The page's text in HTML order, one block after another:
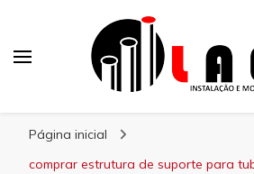
Página inicial
comprar estrutura de suporte para